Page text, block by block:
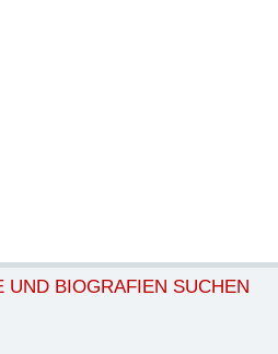
UND BIOGRAFIEN SUCHEN